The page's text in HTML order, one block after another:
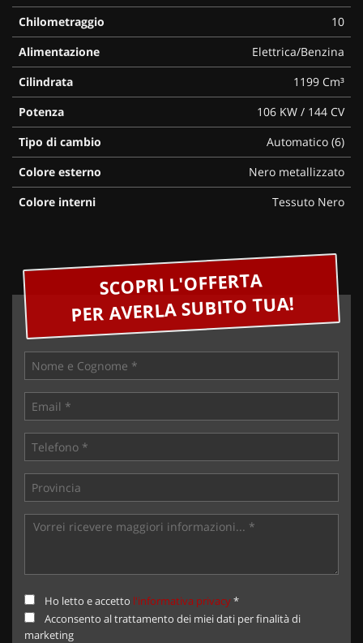
Chilometraggio
10
Alimentazione
Elettrica/Benzina
Cilindrata
1199 Cm³
Potenza
106 KW / 144 CV
Tipo di cambio
Automatico (6)
Colore esterno
Nero metallizzato
Colore interni
Tessuto Nero
SCOPRI L'OFFERTA
PER AVERLA SUBITO TUA!
Ho letto e accetto l'informativa privacy*
Acconsento al trattamento dei miei dati per finalità di
marketing